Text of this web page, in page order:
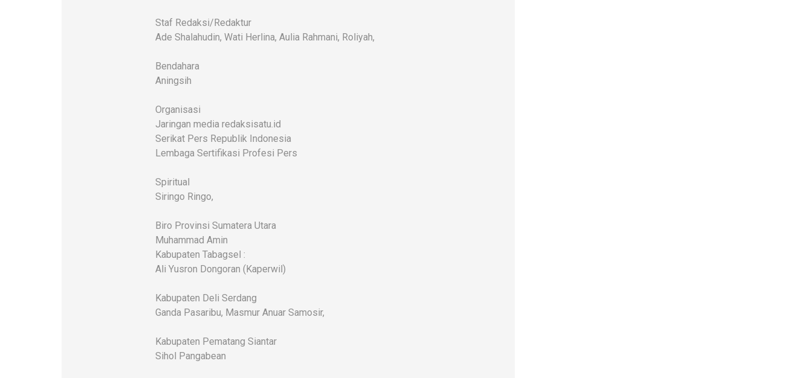
Staf Redaksi/Redaktur
Ade Shalahudin, Wati Herlina, Aulia Rahmani, Roliyah,
Bendahara
Aningsih
Organisasi
Jaringan media redaksisatu.id
Serikat Pers Republik Indonesia
Lembaga Sertifikasi Profesi Pers
Spiritual
Siringo Ringo,
Biro Provinsi Sumatera Utara
Muhammad Amin
Kabupaten Tabagsel :
Ali Yusron Dongoran (Kaperwil)
Kabupaten Deli Serdang
Ganda Pasaribu, Masmur Anuar Samosir,
Kabupaten Pematang Siantar
Sihol Pangabean